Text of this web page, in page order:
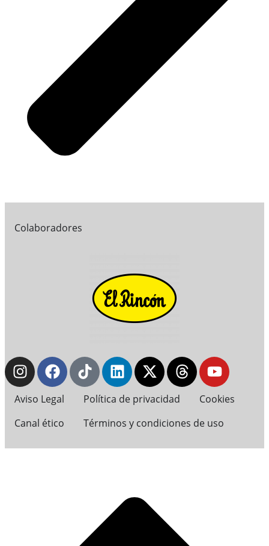
Colaboradores
Aviso Legal Política de privacidad
Cookies
Canal ético
Términos y condiciones de uso